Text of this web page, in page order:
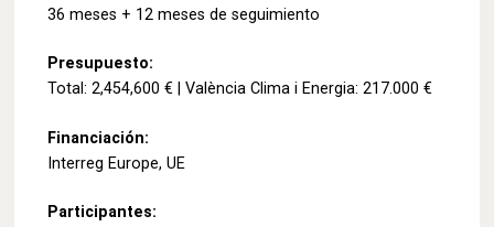
36 meses + 12 meses de seguimiento
Presupuesto:
Total: 2,454,600 € | València Clima i Energia: 217.000 €
Financiación:
Interreg Europe, UE
Participantes: